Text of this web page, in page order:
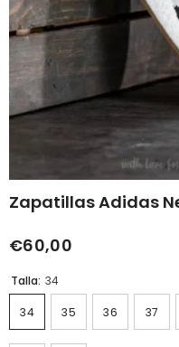
Zapatillas Adidas
€60,00
Talla: 34
34 35 36 37